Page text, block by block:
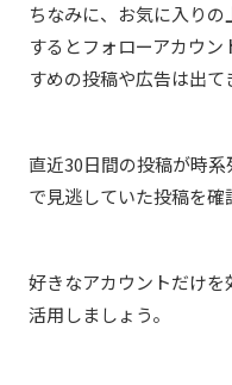
ちなみに、お気に入り
するとフォローアカウ
すめの投稿や広告は出て
直近30日間の投稿が時
で見逃していた投稿を確
好きなアカウントだけ
活用しましょう。